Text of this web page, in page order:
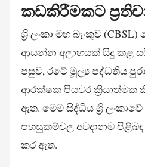
කඩකිරීමකට
ශ්‍රී ලංකා මහ බැංකුව
ආසන්න අලාභයක් සිදු කළ
පසුව, රටේ මූල්‍ය පද්ධතිය
ආරක්ෂක පියවර ක්‍රියාත්මක
ඇත. මෙම සිද්ධිය ශ්‍රී
පහසුකම්වල අවදානම
කර ඇත.